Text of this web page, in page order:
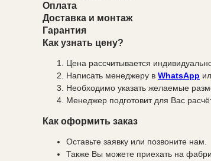
Оплата
Доставка и монтаж
Гарантия
Как узнать цену?
Цена рассчитывается
Написать менеджеру в WhatsApp
Необходимо указать желаемые
Менеджер подготовит для Вас
Как оформить заказ
Оставьте заявку или позвоните нам.
Также Вы можете приехать на